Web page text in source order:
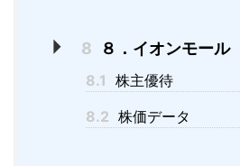
8 ８．イオンモール
8.1 株主優待
8.2 株価データ